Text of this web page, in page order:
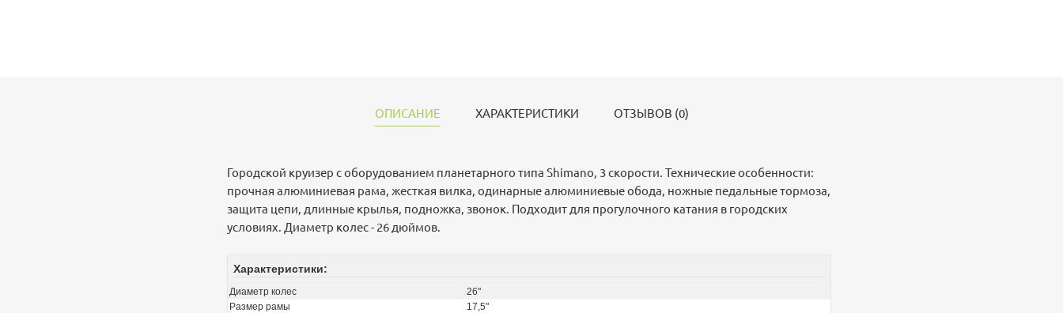
ОПИСАНИЕ ХАРАКТЕРИСТИКИ ОТЗЫВОВ (0)
Городской круизер с оборудованием планетарного типа Shimano, 3 скорости. Технические особенности:
прочная алюминиевая рама, жесткая вилка, одинарные алюминиевые обода, ножные педальные тормоза,
защита цепи, длинные крылья, подножка, звонок. Подходит для прогулочного катания в городских
условиях. Диаметр колес - 26 дюймов.
Характеристики:
Диаметр колес
26"
Размер рамы
17,5"